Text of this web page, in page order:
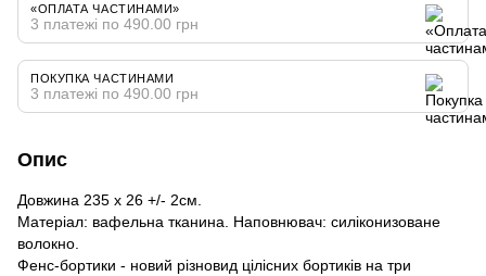
«ОПЛАТА ЧАСТИНАМИ»
3 платежі по 490.00 грн
ПОКУПКА ЧАСТИНАМИ
3 платежі по 490.00 грн
Опис
Довжина 235 х 26 +/- 2см.
Матеріал: вафельна тканина. Наповнювач: силіконизоване
волокно.
Фенс-бортики - новий різновид цілісних бортиків на три